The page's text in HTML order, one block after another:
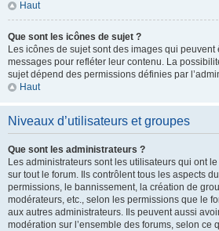
Haut
Que sont les icônes de sujet ?
Les icônes de sujet sont des images qui peuvent
messages pour refléter leur contenu. La
sujet dépend des permissions définies par
Haut
Niveaux d’utilisateurs et groupes
Que sont les administrateurs ?
Les administrateurs sont les utilisateurs qui ont
sur tout le forum. Ils contrôlent tous les aspects
permissions, le bannissement, la création de
modérateurs, etc., selon les permissions que le
aux autres administrateurs. Ils peuvent aussi
modération sur l’ensemble des forums, selon ce